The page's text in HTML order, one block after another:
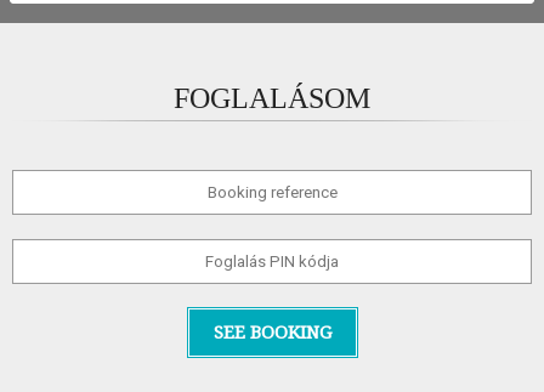
FOGLALÁSOM
SEE BOOKING